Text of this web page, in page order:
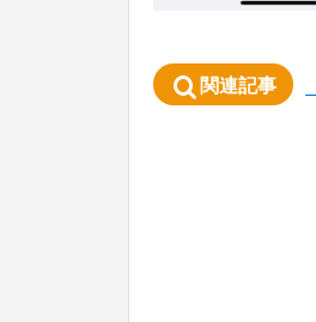
関連記事